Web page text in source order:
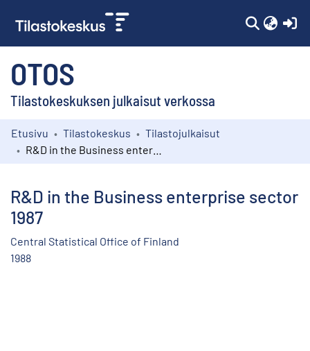
OTOS
Tilastokeskuksen julkaisut verkossa
Kokoelmat
Etusivu Tilastokeskus
Tilastojulkaisut
R&D in the Business enterprise sector
1987
Central Statistical Office of Finland
1988